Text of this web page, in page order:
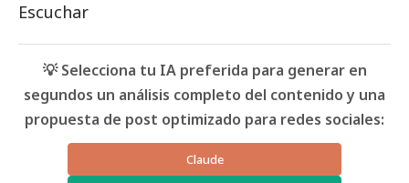
Escuchar
💡 Selecciona tu IA preferida para generar en
segundos un análisis completo del contenido y una
propuesta de post optimizado para redes sociales:
Claude